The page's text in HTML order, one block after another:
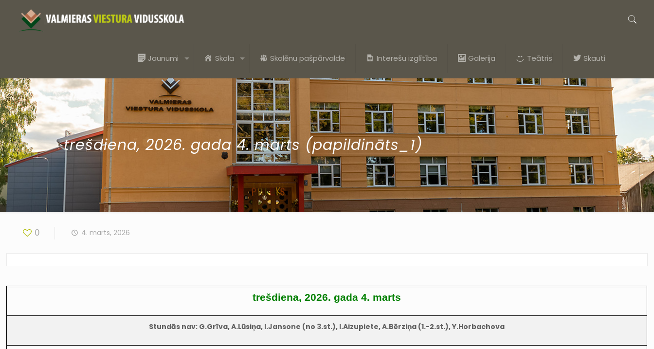
Jaunumi Skola Skolēnu pašpārvalde Interešu izglītība Galerija Teātris Skauti
trešdiena, 2026. gada 4. marts (papildināts_1)
0 4. marts, 2026
trešdiena, 2026. gada 4. marts
Stundās nav: G.Grīva, A.Lūsiņa, I.Jansone (no 3.st.), I.Aizupiete, A.Bērziņa (1.-2.st.), Y.Horbachova